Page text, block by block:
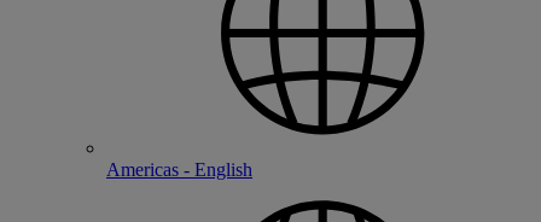
Americas - English